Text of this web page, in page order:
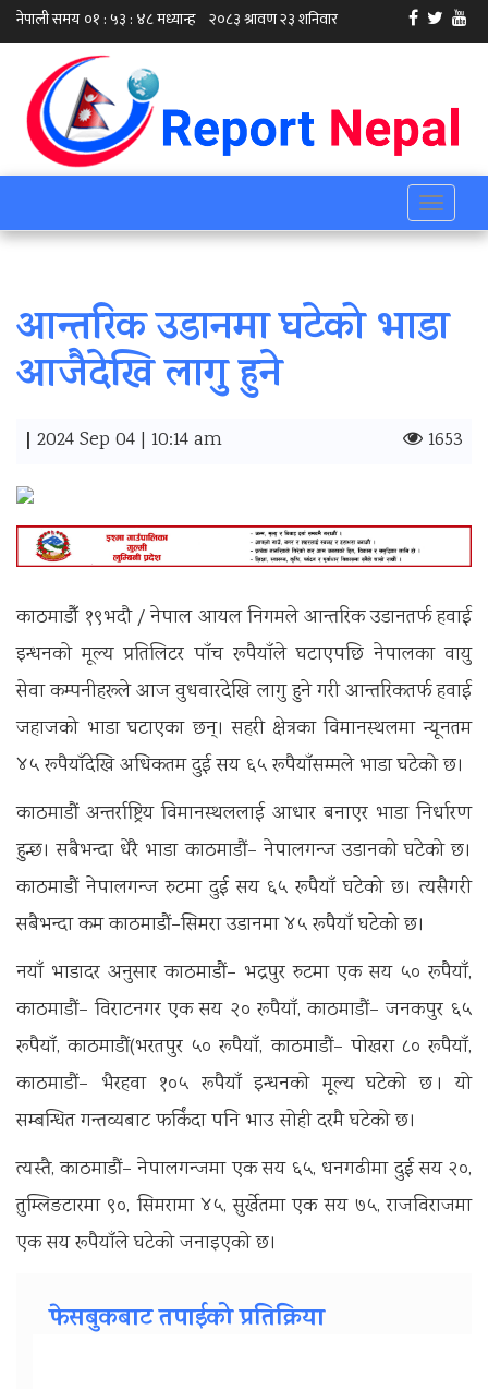
Toggle
आन्तरिक उडानमा घटेको भाडा
आजैदेखि लागु हुने
| 2024 Sep 04 | 10:14 am 1653
काठमाडौँ १९भदौ / नेपाल आयल निगमले आन्तरिक उडानतर्फ हवाई
इन्धनको मूल्य प्रतिलिटर पाँच रूपैयाँले घटाएपछि नेपालका वायु
सेवा कम्पनीहरूले आज वुधवारदेखि लागु हुने गरी आन्तरिकतर्फ हवाई
जहाजको भाडा घटाएका छन्। सहरी क्षेत्रका विमानस्थलमा न्यूनतम
४५ रूपैयाँदेखि अधिकतम दुई सय ६५ रूपैयाँसम्मले भाडा घटेको छ।
काठमाडौं अन्तर्राष्ट्रिय विमानस्थललाई आधार बनाएर भाडा निर्धारण
हुन्छ। सबैभन्दा धेरै भाडा काठमाडौं– नेपालगन्ज उडानको घटेको छ।
काठमाडौं नेपालगन्ज रुटमा दुई सय ६५ रूपैयाँ घटेको छ। त्यसैगरी
सबैभन्दा कम काठमाडौं–सिमरा उडानमा ४५ रूपैयाँ घटेको छ।
नयाँ भाडादर अनुसार काठमाडौं– भद्रपुर रुटमा एक सय ५० रूपैयाँ,
काठमाडौं– विराटनगर एक सय २० रूपैयाँ, काठमाडौं– जनकपुर ६५
रूपैयाँ, काठमाडौं(भरतपुर ५० रूपैयाँ, काठमाडौं– पोखरा ८० रूपैयाँ,
काठमाडौं– भैरहवा १०५ रूपैयाँ इन्धनको मूल्य घटेको छ । यो
सम्बन्धित गन्तव्यबाट फर्किंदा पनि भाउ सोही दरमै घटेको छ।
त्यस्तै, काठमाडौं– नेपालगन्जमा एक सय ६५, धनगढीमा दुई सय २०,
तुम्लिङटारमा ९०, सिमरामा ४५, सुर्खेतमा एक सय ७५, राजविराजमा
एक सय रूपैयाँले घटेको जनाइएको छ।
फेसबुकबाट तपाईको प्रतिक्रिया